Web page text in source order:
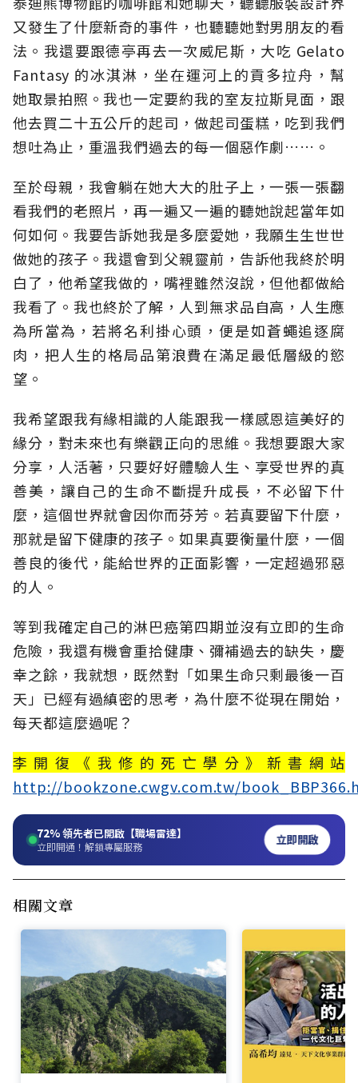
又發生了什麼新奇的事件，也聽聽她對男朋友的看
法。我還要跟德亭再去一次威尼斯，大吃 Gelato
Fantasy 的冰淇淋，坐在運河上的貢多拉舟，幫
她取景拍照。我也一定要約我的室友拉斯見面，跟
他去買二十五公斤的起司，做起司蛋糕，吃到我們
想吐為止，重溫我們過去的每一個惡作劇……。
至於母親，我會躺在她大大的肚子上，一張一張翻
看我們的老照片，再一遍又一遍的聽她說起當年如
何如何。我要告訴她我是多麼愛她，我願生生世世
做她的孩子。我還會到父親靈前，告訴他我終於明
白了，他希望我做的，嘴裡雖然沒說，但他都做給
我看了。我也終於了解，人到無求品自高，人生應
為所當為，若將名利掛心頭，便是如蒼蠅追逐腐
肉，把人生的格局品第浪費在滿足最低層級的慾
望。
我希望跟我有緣相識的人能跟我一樣感恩這美好的
緣分，對未來也有樂觀正向的思維。我想要跟大家
分享，人活著，只要好好體驗人生、享受世界的真
善美，讓自己的生命不斷提升成長，不必留下什
麼，這個世界就會因你而芬芳。若真要留下什麼，
那就是留下健康的孩子。如果真要衡量什麼，一個
善良的後代，能給世界的正面影響，一定超過邪惡
的人。
等到我確定自己的淋巴癌第四期並沒有立即的生命
危險，我還有機會重拾健康、彌補過去的缺失，慶
幸之餘，我就想，既然對「如果生命只剩最後一百
天」已經有過縝密的思考，為什麼不從現在開始，
每天都這麼過呢？
李開復《我修的死亡學分》新書網站
http://bookzone.cwgv.com.tw/
72%領先者已開啟【職場雷達】
立即開通！解鎖專屬服務 立即開啟
相關文章